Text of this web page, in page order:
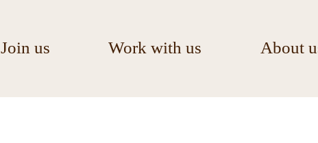
Join us Work with us About